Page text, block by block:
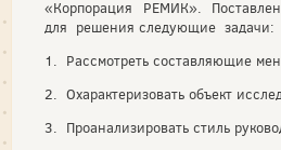
«Корпорация РЕМИК».
для решения следующие задачи:
1. Рассмотреть составляющие
2. Охарактеризовать объект
3. Проанализировать стиль